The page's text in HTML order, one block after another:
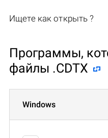
Ищете как открыть ?
Программы,
файлы .CDTX
Windows